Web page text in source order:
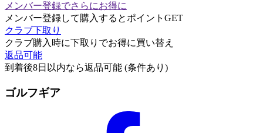
メンバー登録でさらにお得に
メンバー登録して購入するとポイントGET
クラブ下取り
クラブ購入時に下取りでお得に買い替え
返品可能
到着後8日以内なら返品可能 (条件あり)
ゴルフギア